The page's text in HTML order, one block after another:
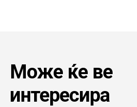
Може ќе ве
интересира